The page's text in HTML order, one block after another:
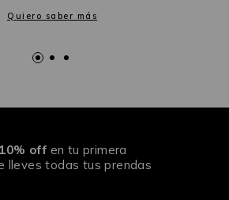
Quiero saber más
off en tu primera
lleves todas tus prendas